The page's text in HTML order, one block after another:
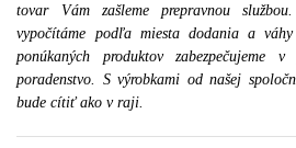
tovar Vám zašleme prepravnou
vypočítáme podľa miesta dodania a
ponúkaných produktov zabezpečujeme
poradenstvo. S výrobkami od našej
bude cítiť ako v raji.